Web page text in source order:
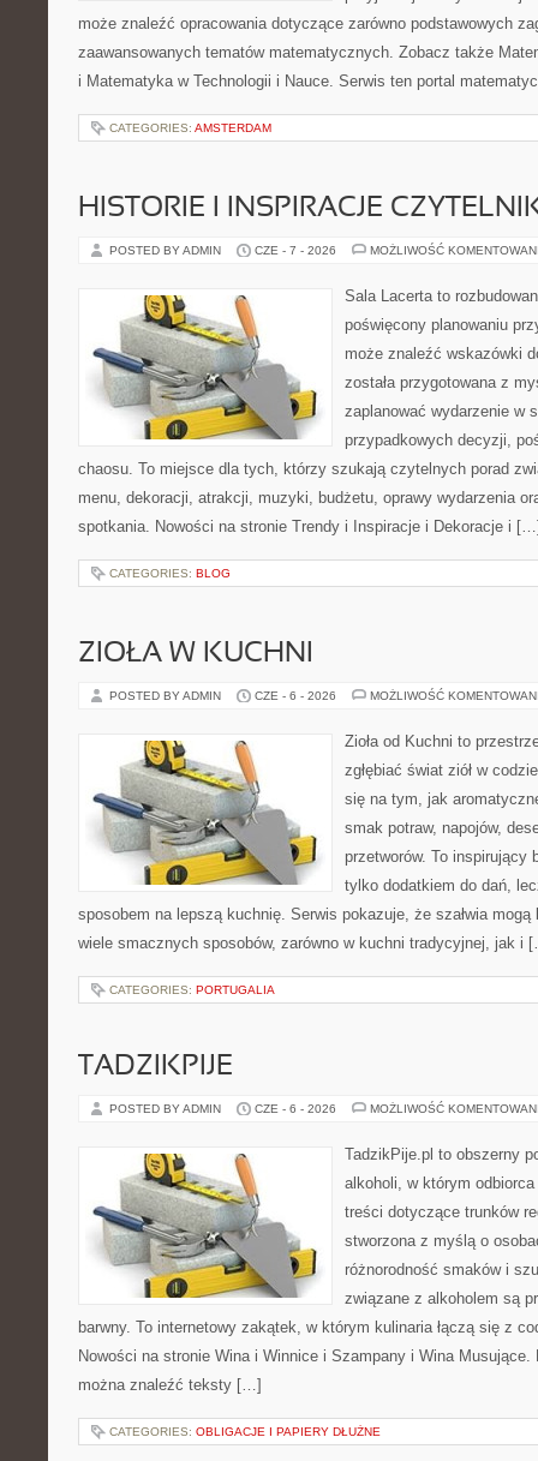
może znaleźć opracowania dotyczące zarówno podstawowych
zaawansowanych tematów matematycznych. Zobacz także
i Matematyka w Technologii i Nauce. Serwis ten portal
CATEGORIES: AMSTERDAM
HISTORIE I INSPIRACJE
POSTED BY ADMIN CZE - 7 - 2026 MOŻLIWOŚĆ
Sala Lacerta to
poświęcony planowaniu
może znaleźć wskazówki
została przygotowana z
zaplanować wydarzenie w
przypadkowych decyzji,
chaosu. To miejsce dla tych, którzy szukają czytelnych porad
menu, dekoracji, atrakcji, muzyki, budżetu, oprawy wydarzenia
spotkania. Nowości na stronie Trendy i Inspiracje i Dekoracje i
CATEGORIES: BLOG
ZIOŁA W KUCHNI
POSTED BY ADMIN CZE - 6 - 2026 MOŻLIWOŚĆ
Zioła od Kuchni to
zgłębiać świat ziół w
się na tym, jak
smak potraw, napojów,
przetworów. To inspirujący
tylko dodatkiem do dań,
sposobem na lepszą kuchnię. Serwis pokazuje, że szałwia
wiele smacznych sposobów, zarówno w kuchni tradycyjnej, jak i
CATEGORIES: PORTUGALIA
TADZIKPIJE
POSTED BY ADMIN CZE - 6 - 2026 MOŻLIWOŚĆ
TadzikPije.pl to obszerny
alkoholi, w którym
treści dotyczące trunków
stworzona z myślą o
różnorodność smaków i
związane z alkoholem są
barwny. To internetowy zakątek, w którym kulinaria łączą się z
Nowości na stronie Wina i Winnice i Szampany i Wina Musujące.
można znaleźć teksty […]
CATEGORIES: OBLIGACJE I PAPIERY DŁUŻNE